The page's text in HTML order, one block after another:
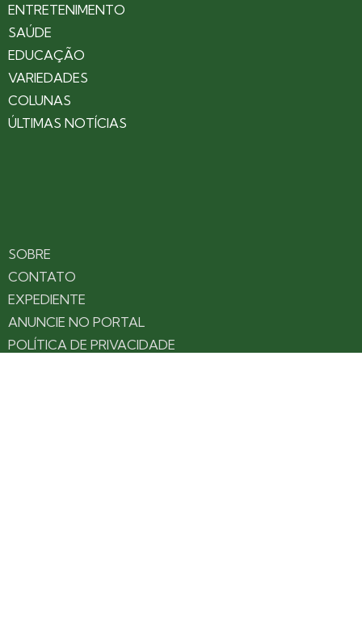
ENTRETENIMENTO
SAÚDE
EDUCAÇÃO
VARIEDADES
COLUNAS
ÚLTIMAS NOTÍCIAS
SOBRE
CONTATO
EXPEDIENTE
ANUNCIE NO PORTAL
POLÍTICA DE PRIVACIDADE